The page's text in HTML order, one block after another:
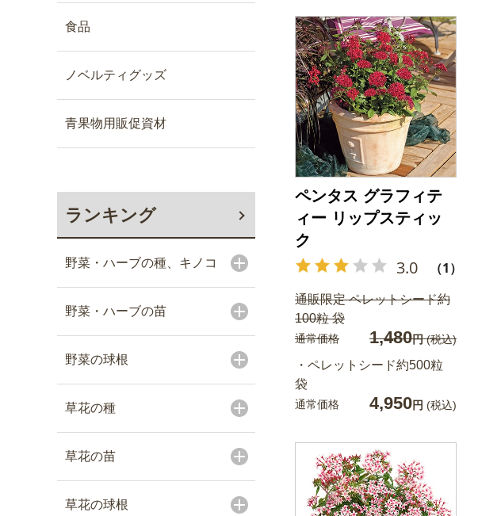
食品
ノベルティグッズ
青果物用販促資材
ランキング
野菜・ハーブの種、キノコ
野菜・ハーブの苗
野菜の球根
草花の種
草花の苗
草花の球根
ペンタス グラフィテ
ィー リップスティッ
ク
3.0 （1）
通販限定 ペレットシード約
100粒 袋
通常価格 1,480円(税込)
・ペレットシード約500粒
袋
通常価格 4,950円 (税込)